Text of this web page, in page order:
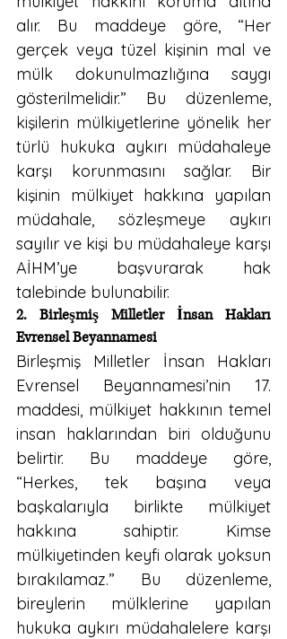
alır. Bu maddeye göre, “Her
gerçek veya tüzel kişinin mal ve
mülk dokunulmazlığına saygı
gösterilmelidir.” Bu düzenleme,
kişilerin mülkiyetlerine yönelik her
türlü hukuka aykırı müdahaleye
karşı korunmasını sağlar. Bir
kişinin mülkiyet hakkına yapılan
müdahale, sözleşmeye aykırı
sayılır ve kişi bu müdahaleye karşı
AİHM’ye başvurarak hak
talebinde bulunabilir.
2. Birleşmiş Milletler İnsan Hakları
Evrensel Beyannamesi
Birleşmiş Milletler İnsan Hakları
Evrensel Beyannamesi’nin 17.
maddesi, mülkiyet hakkının temel
insan haklarından biri olduğunu
belirtir. Bu maddeye göre,
“Herkes, tek başına veya
başkalarıyla birlikte mülkiyet
hakkına sahiptir. Kimse
mülkiyetinden keyfi olarak yoksun
bırakılamaz.” Bu düzenleme,
bireylerin mülklerine yapılan
hukuka aykırı müdahalelere karşı